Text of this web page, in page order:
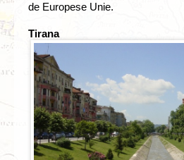
de Europese Unie.
Tirana